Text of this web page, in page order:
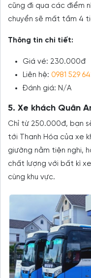
cũng đi qua các điểm
chuyển sẽ mất tầm 4
Thông tin chi tiết:
Giá vé: 230.000đ
Liên hệ: 0981 529
Đánh giá: N/A
5. Xe khách Quân
Chỉ từ 250.000đ, bạn
tới Thanh Hóa của xe
giường nằm tiện nghi,
chất lượng với bất kì
cùng khu vực.